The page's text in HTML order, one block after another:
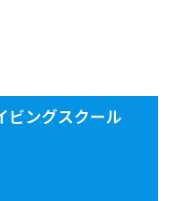
ングスクール